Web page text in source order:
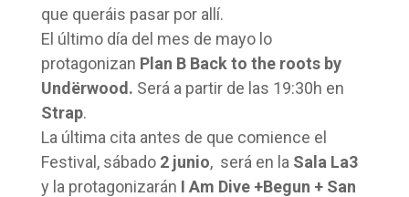
que queráis pasar por allí.
El último día del mes de mayo lo
protagonizan Plan B Back to the roots by
Undërwood. Será a partir de las 19:30h en
Strap.
La última cita antes de que comience el
Festival, sábado2 junio, será en la Sala La3
y la protagonizarán I Am Dive +Begun + San